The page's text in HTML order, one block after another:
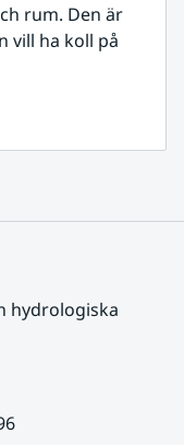
rum. Den är
vill ha koll på
hydrologiska